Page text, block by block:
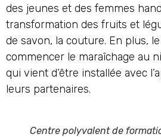
des jeunes et des femmes
transformation des fruits et
de savon, la couture. En plus,
commencer le maraîchage au
qui vient d’être installée avec
leurs partenaires.
Centre polyvalent de